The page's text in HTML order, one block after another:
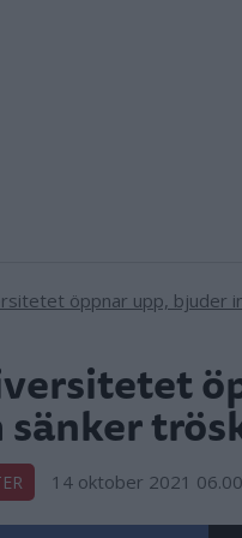
sänker
14 oktober 2021 06.00